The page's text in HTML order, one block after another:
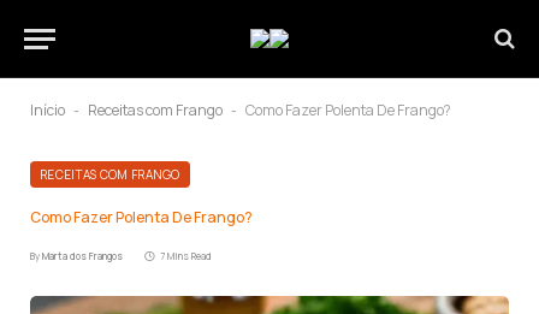
Início - Receitas com Frango - Como Fazer Polenta De Frango?
RECEITAS COM FRANGO
Como Fazer Polenta De Frango?
ByMarta dos Frangos 7 Mins Read